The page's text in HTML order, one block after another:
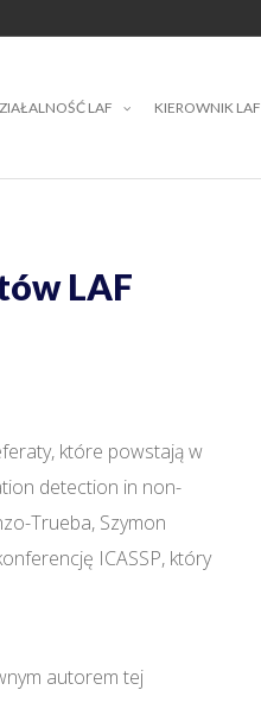
LAF KIEROWNIK LAF
LAF
które powstają w
detection in non-
Trueba, Szymon
ICASSP, który
autorem tej